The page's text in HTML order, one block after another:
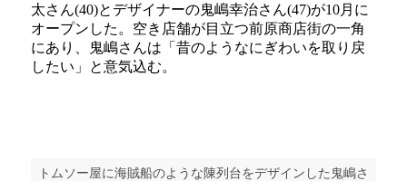
太さん(40)とデザイナーの鬼嶋幸治さん(47)が10月に
オープンした。空き店舗が目立つ前原商店街の一角
にあり、鬼嶋さんは「昔のようなにぎわいを取り戻
したい」と意気込む。
トムソー屋に海賊船のような陳列台をデザインした鬼嶋さ